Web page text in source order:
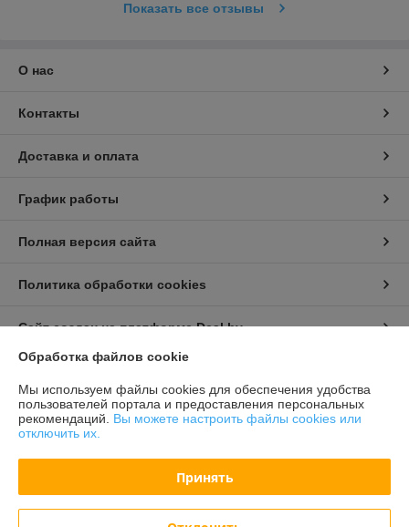
Показать все отзывы
О нас
Контакты
Доставка и оплата
График работы
Полная версия сайта
Политика обработки cookies
Сайт создан на платформе Deal.by
Информация для покупателя
Индивидуальный предприниматель:Бондарович Андрей Иванович
г. Минск, ул. Первомайская, д. 24 к.3, кв. 15
Регистрационный номер ЕГР: 191658429
Регистрационный орган: Партизанский РИК г. Минска
Обработка файлов cookie
Мы используем файлы cookies для обеспечения удобства
пользователей портала и предоставления персональных
рекомендаций. Вы можете настроить файлы cookies или
отключить их.
Принять